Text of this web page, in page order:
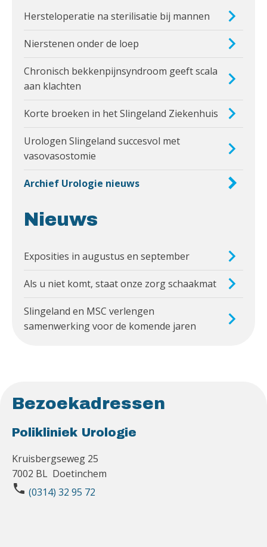
Hersteloperatie na sterilisatie bij mannen
Nierstenen onder de loep
Chronisch bekkenpijnsyndroom geeft scala
aan klachten
Korte broeken in het Slingeland Ziekenhuis
Urologen Slingeland succesvol met
vasovasostomie
Archief Urologie nieuws
Nieuws
Exposities in augustus en september
Als u niet komt, staat onze zorg schaakmat
Slingeland en MSC verlengen
samenwerking voor de komende jaren
Bezoekadressen
Polikliniek Urologie
Kruisbergseweg 25
7002 BL Doetinchem
phone (0314) 32 95 72